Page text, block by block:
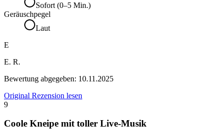
Sofort (0–5 Min.)
Geräuschpegel
Laut
E
E. R.
Bewertung abgegeben: 10.11.2025
Original Rezension lesen
9
Coole Kneipe mit toller Live-Musik